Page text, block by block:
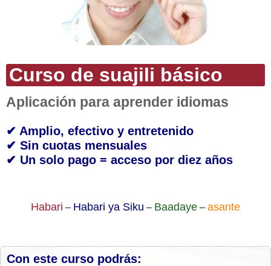
Curso de suajili básico
Aplicación para aprender idiomas
✔ Amplio, efectivo y entretenido
✔ Sin cuotas mensuales
✔ Un solo pago = acceso por diez años
Habari – Habari ya Siku – Baadaye – asante
Con este curso podrás: